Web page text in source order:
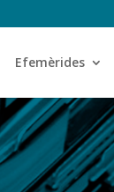
Efemèrides